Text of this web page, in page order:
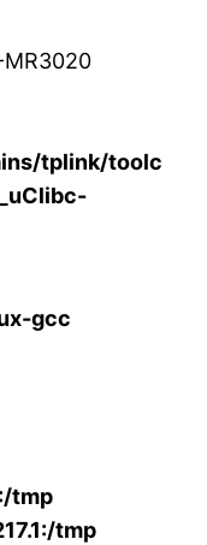
tplink/toolc
gcc
tmp
tmp